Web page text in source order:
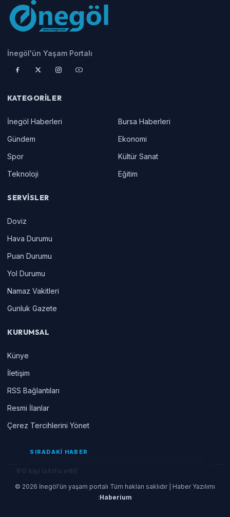
İnegöl'ün Yaşam Portalı
KATEGORILER
İnegöl Haberleri
Bursa Haberleri
Gündem
Ekonomi
Spor
Kültür Sanat
Teknoloji
Eğitim
SERVISLER
Doviz
Hava Durumu
Puan Durumu
Yol Durumu
Namaz Vakitleri
Gunluk Gazete
KURUMSAL
Künye
İletişim
RSS Bağlantıları
Resmi İlanlar
Çerez Tercihlerini Yönet
© 2026 İnegöl'ün yaşam portalı Tüm hakları saklıdır | Haber Yazılımı
:Haberium
SIRADAKİ HABER